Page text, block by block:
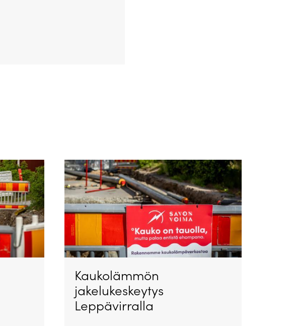
Kaukolämmön
jakelukeskeytys
Leppävirralla